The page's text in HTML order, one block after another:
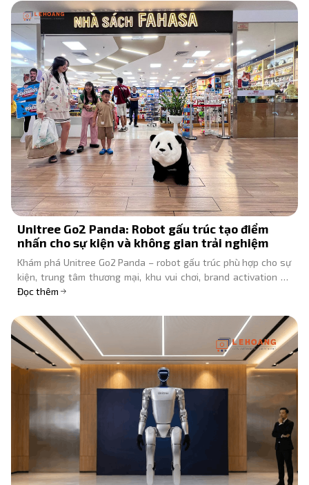
Unitree Go2 Panda: Robot gấu trúc tạo điểm
nhấn cho sự kiện và không gian trải nghiệm
Khám phá Unitree Go2 Panda – robot gấu trúc phù hợp cho sự
kiện, trung tâm thương mại, khu vui chơi, brand activation và
giải trí gia đình.
Đọc thêm